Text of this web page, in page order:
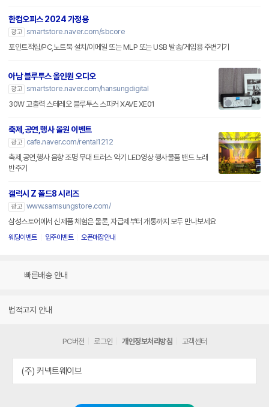
한컴오피스 2024 가정용
광고 smartstore.naver.com/sbcore
포인트적립/PC,노트북 설치/이메일 또는 MLP 또는 USB 발송/게임용 주변기기
아남 블루투스 올인원 오디오
광고 smartstore.naver.com/hansungdigital
30W 고출력 스테레오 블루투스 스피커 XAVE XE01
축제,공연,행사 올원 이벤트
광고
cafe.naver.com/rental1212
축제,공연,행사 음향 조명 무대 트러스 악기 LED영상 행사물품 밴드 노래
반주기
갤럭시 Z 폴드8 시리즈
광고 www.samsungstore.com/
삼성스토어에서 신제품 체험은 물론, 자급제부터 개통까지 모두 만나보세요
웨딩이벤트 입주이벤트 오픈매장안내
빠른배송 안내
법적고지 안내
PC버전 로그인 개인정보처리방침 고객센터
(주) 커넥트웨이브